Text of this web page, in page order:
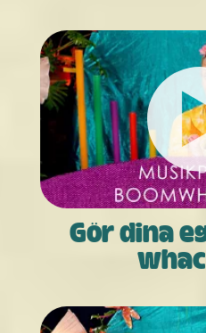
Gör dina